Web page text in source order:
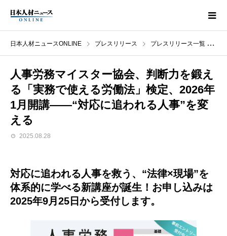
日本人材ニュースONLINE プレスリリース プレスリリース一覧
人事労務マイスター協会、判断力を鍛え
る「実務で使える労働法」検定、2026年
1月開講――“対応に追われる人事”を変
える
2025.08.28
対応に追われる人事を救う、“法律×現場”を
体系的に学べる新講座が誕生！お申し込みは
2025年9月25日から受付します。